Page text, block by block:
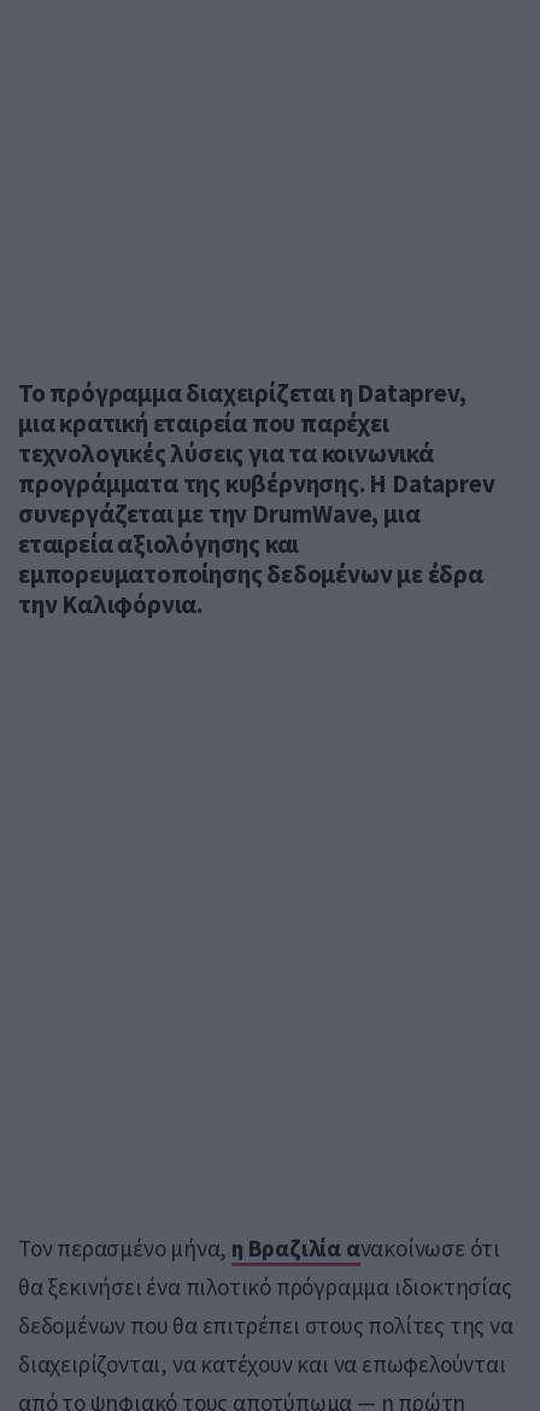
Το πρόγραμμα διαχειρίζεται η Dataprev,
μια κρατική εταιρεία που παρέχει
τεχνολογικές λύσεις για τα κοινωνικά
προγράμματα της κυβέρνησης. Η Dataprev
συνεργάζεται με την DrumWave, μια
εταιρεία αξιολόγησης και
εμπορευματοποίησης δεδομένων με έδρα
την Καλιφόρνια.
Τον περασμένο μήνα, η Βραζιλία ανακοίνωσε ότι
θα ξεκινήσει ένα πιλοτικό πρόγραμμα ιδιοκτησίας
δεδομένων που θα επιτρέπει στους πολίτες της να
διαχειρίζονται, να κατέχουν και να επωφελούνται
από το ψηφιακό τους αποτύπωμα — η πρώτη